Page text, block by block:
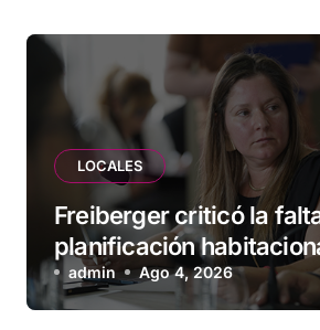
LOCALES
Freiberger criticó la
planificación
Municipio: “Vuoto deja
vecinos que llevan más
admin Ago 4, 2026